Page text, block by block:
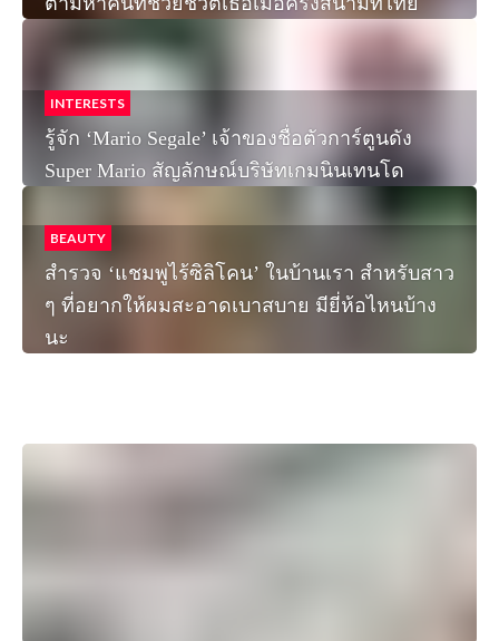
INTERESTS
รู้จัก ‘Mario Segale’ เจ้าของชื่อตัวการ์ตูนดัง
Super Mario สัญลักษณ์บริษัทเกมนินเทนโด
BEAUTY
สำรวจ ‘แชมพูไร้ซิลิโคน’ ในบ้านเรา สำหรับสาว
ๆ ที่อยากให้ผมสะอาดเบาสบาย มียี่ห้อไหนบ้าง
นะ